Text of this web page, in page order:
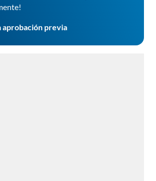
aprobación previa